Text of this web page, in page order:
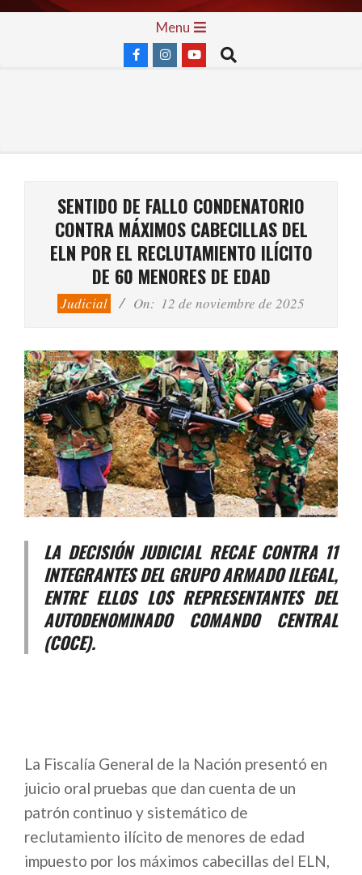
Skip
Menu
Search
SENTIDO DE FALLO CONDENATORIO
CONTRA MÁXIMOS CABECILLAS DEL
ELN POR EL RECLUTAMIENTO ILÍCITO
DE 60 MENORES DE EDAD
Judicial On: 12 de noviembre de 2025
LA DECISIÓN JUDICIAL RECAE CONTRA 11
INTEGRANTES DEL GRUPO ARMADO ILEGAL,
ENTRE ELLOS LOS REPRESENTANTES DEL
AUTODENOMINADO COMANDO CENTRAL
(COCE).
La Fiscalía General de la Nación presentó en
juicio oral pruebas que dan cuenta de un
patrón continuo y sistemático de
reclutamiento ilícito de menores de edad
impuesto por los máximos cabecillas del ELN,